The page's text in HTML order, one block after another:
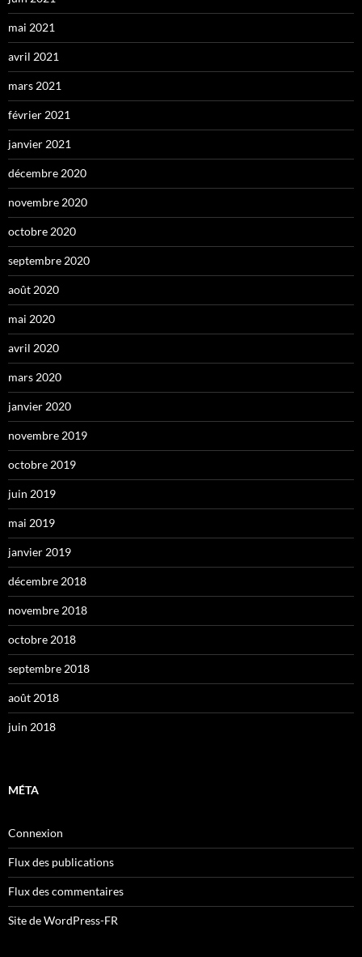
mai 2021
avril 2021
mars 2021
février 2021
janvier 2021
décembre 2020
novembre 2020
octobre 2020
septembre 2020
août 2020
mai 2020
avril 2020
mars 2020
janvier 2020
novembre 2019
octobre 2019
juin 2019
mai 2019
janvier 2019
décembre 2018
novembre 2018
octobre 2018
septembre 2018
août 2018
juin 2018
MÉTA
Connexion
Flux des publications
Flux des commentaires
Site de WordPress-FR